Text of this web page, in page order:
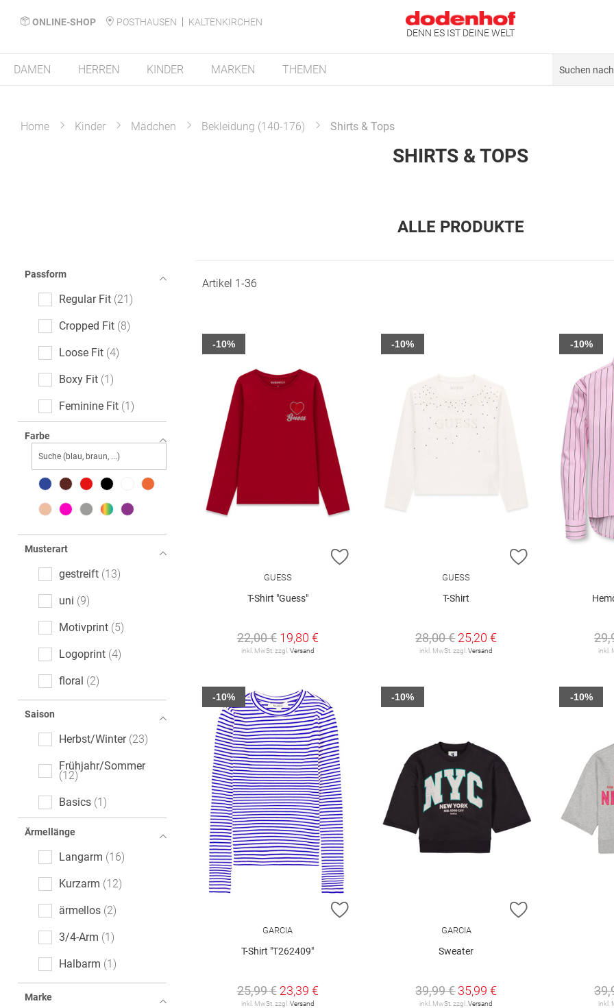
ONLINE-SHOP POSTHAUSEN
KALTENKIRCHEN
DENN ES IST DEINE WELT
DAMEN HERREN KINDER MARKEN THEMEN
Home Kinder Mädchen Bekleidung (140-176) Shirts & Tops
SHIRTS & TOPS
ALLE PRODUKTE
Passform
Regular Fit 21
Cropped Fit 8
Loose Fit 4
Boxy Fit 1
Feminine Fit 1
Farbe
Musterart
gestreift 13
uni 9
Motivprint 5
Logoprint 4
floral 2
Mottoprint 1
batik 1
Saison
Herbst/Winter 23
Frühjahr/Sommer
12
Basics 1
Ärmellänge
Langarm 16
Kurzarm 12
ärmellos 2
3/4-Arm 1
Halbarm 1
Marke
Artikel 1-36
ZUR WUNSCHLISTE HINZUFÜGEN
GUESS
T-Shirt "Guess"
22,00 € 19,80 €
inkl. MwSt. zzgl. Versand
-10%
ZUR
GUESS
T-Shirt
28,00 € 25,20 €
inkl. MwSt. zzgl.Versand
-10%
inkl.
-10%
ZUR WUNSCHLISTE HINZUFÜGEN
GARCIA
T-Shirt "T262409"
25,99 € 23,39 €
inkl. MwSt. zzgl. Versand
-10%
ZUR
GARCIA
Sweater
39,99 € 35,99 €
inkl. MwSt. zzgl.Versand
-10%
inkl.
-10%